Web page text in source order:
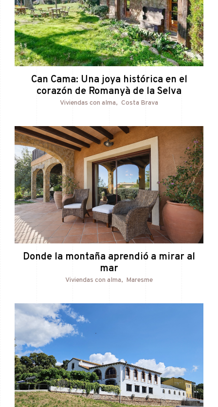
Can Cama: Una joya histórica en el
corazón de Romanyà de la Selva
Viviendas con alma Costa Brava
Donde la montaña aprendió a mirar al
mar
Viviendas con alma Maresme